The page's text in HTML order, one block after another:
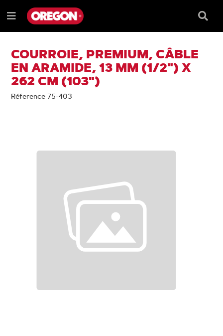
PASSER
AU
CONTENU
PASSER
AU
DE
Menu
Barre
de
COURROIE, PREMIUM, CÂBLE
EN ARAMIDE, 13 MM (1/2") X
262 CM (103")
Réference 75-403